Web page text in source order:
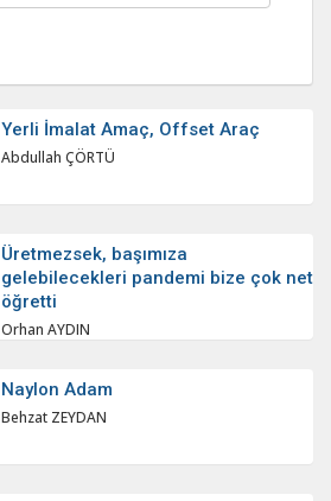
Yerli İmalat Amaç, Offset Araç
Abdullah ÇÖRTÜ
Üretmezsek, başımıza
gelebilecekleri pandemi bize çok net
öğretti
Orhan AYDIN
Naylon Adam
Behzat ZEYDAN